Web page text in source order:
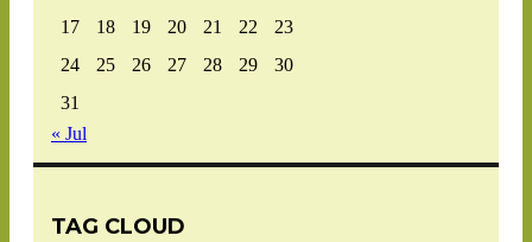
17
18 19 20 21 22
23
24
25 26 27 28 29
30
31
« Jul
TAG CLOUD